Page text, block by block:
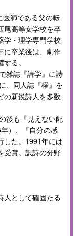
師である父の転
尾高等女学校を卒
学・理学専門学校
に卒業後は、劇作
る。
雑誌『詩学』に詩
、同人誌『櫂』を
の新鋭詩人を多数
後も『見えない配
）、『自分の感
した。1991年には
受賞。訳詩の分野
人として確固たる